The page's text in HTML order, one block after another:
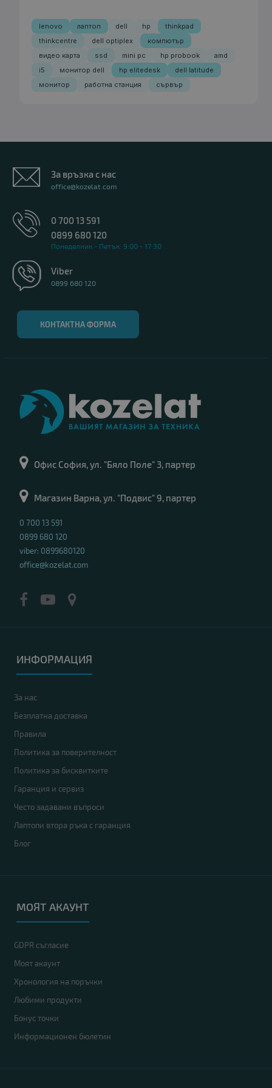
lenovo лаптоп dell hp
thinkpad
thinkcentre
dell optiplex
компютър
видео карта
ssd mini pc hp probook
amd
i5
монитор dell hp elitedesk
dell latitude
монитор
работна станция сървър
За връзка с нас
office@kozelat.com
0 700 13 591
0899 680 120
Понеделник - Петък: 9:00 - 17:30
Viber
0899 680 120
КОНТАКТНА ФОРМА
Офис София, ул. "Бяло Поле" 3, партер
Магазин Варна, ул. "Подвис" 9, партер
0 700 13 591
0899 680 120
viber: 0899680120
office@kozelat.com
ИНФОРМАЦИЯ
За нас
Безплатна доставка
Правила
Политика за поверителност
Политика за бисквитките
Гаранция и сервиз
Често задавани въпроси
Лаптопи втора ръка с гаранция
Блог
МОЯТ АКАУНТ
GDPR съгласие
Моят акаунт
Хронология на поръчки
Любими продукти
Бонус точки
Информационен бюлетин